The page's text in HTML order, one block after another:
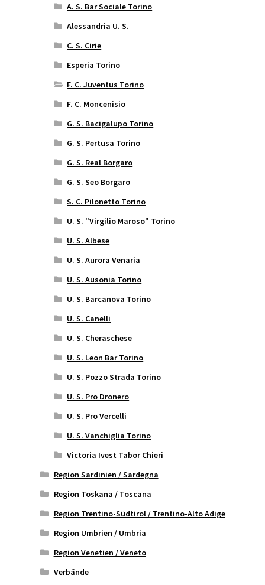
A. S. Bar Sociale Torino
Alessandria U. S.
C. S. Cirie
Esperia Torino
F. C. Juventus Torino
F. C. Moncenisio
G. S. Bacigalupo Torino
G. S. Pertusa Torino
G. S. Real Borgaro
G. S. Seo Borgaro
S. C. Pilonetto Torino
U. S. "Virgilio Maroso" Torino
U. S. Albese
U. S. Aurora Venaria
U. S. Ausonia Torino
U. S. Barcanova Torino
U. S. Canelli
U. S. Cheraschese
U. S. Leon Bar Torino
U. S. Pozzo Strada Torino
U. S. Pro Dronero
U. S. Pro Vercelli
U. S. Vanchiglia Torino
Victoria Ivest Tabor Chieri
Region Sardinien / Sardegna
Region Toskana / Toscana
Region Trentino-Südtirol / Trentino-Alto Adige
Region Umbrien / Umbria
Region Venetien / Veneto
Verbände